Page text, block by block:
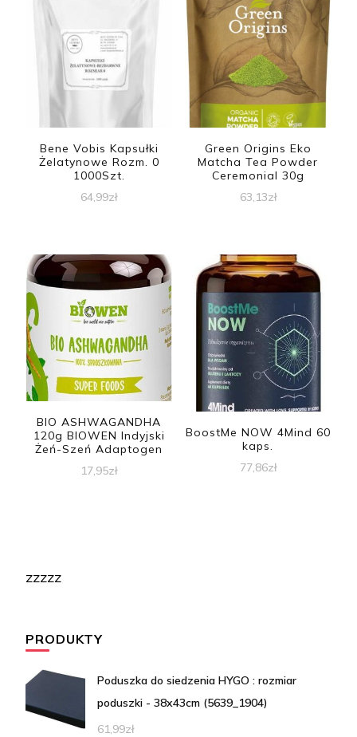
Bene Vobis Kapsułki
Żelatynowe Rozm. 0
1000Szt.
64,99zł
Green Origins Eko
Matcha Tea Powder
Ceremonial 30g
63,13zł
BIO ASHWAGANDHA
120g BIOWEN Indyjski
Żeń-Szeń Adaptogen
17,95zł
BoostMe NOW 4Mind 60
kaps.
77,86zł
zzzzz
PRODUKTY
Poduszka do siedzenia HYGO : rozmiar
poduszki - 38x43cm (5639_1904)
61,99zł